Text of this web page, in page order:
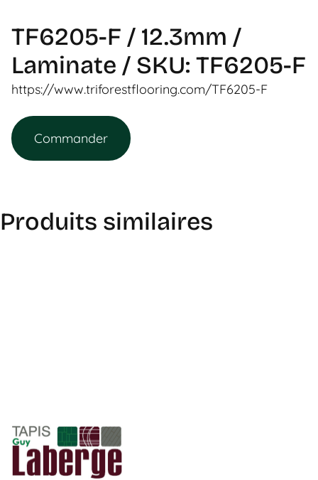
TF6205-F / 12.3mm /
Laminate / SKU: TF6205-F
https://www.triforestflooring.com/TF6205-F
Commander
Produits similaires